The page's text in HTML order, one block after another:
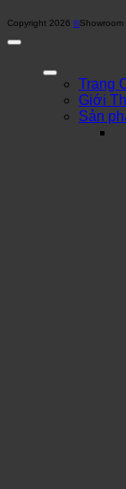
Copyright 2026 ©
Trang
Giới
Sản